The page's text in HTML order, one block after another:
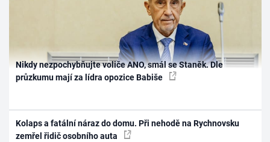
Nikdy nezpochybňujte voliče ANO, smál se Staněk. Dle
průzkumu mají za lídra opozice Babiše
Kolaps a fatální náraz do domu. Při nehodě na Rychnovsku
zemřel řidič osobního auta